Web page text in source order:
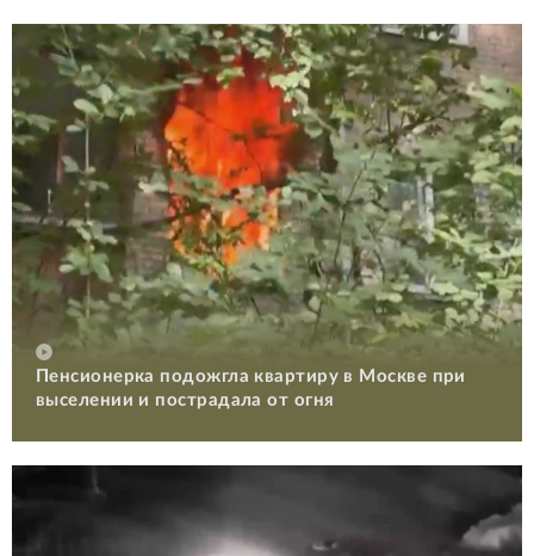
Пенсионерка подожгла квартиру в Москве при
выселении и пострадала от огня